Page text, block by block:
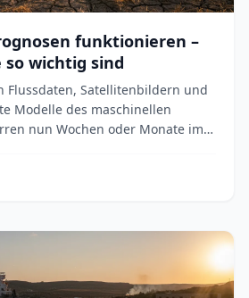
funktionieren –
wichtig sind
Flussdaten, Satellitenbildern und
Modelle des maschinellen
nun Wochen oder Monate im